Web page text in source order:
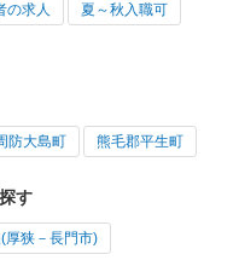
の求人 夏～秋入職可
防大島町 熊毛郡平生町
す
(厚狭－長門市)